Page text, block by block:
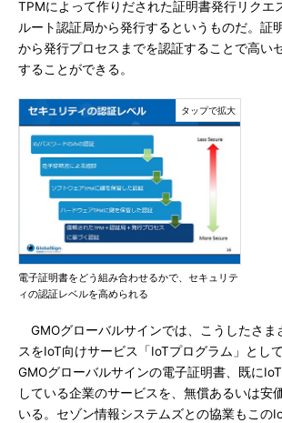
TPMによって作りだされた証明書発行リクエ
ルート認証局から発行するというものだ。証
から発行プロセスまでを認証することで高い
することができる。
電子証明書をどう組み合わせるかで、セキュリテ
ィの認証レベルを高められる
GMOグローバルサインでは、こうしたさま
スをIoT向けサービス「IoTプログラム」とし
GMOグローバルサインの電子証明書、既に
している企業のサービスを、無償あるいは安
いる。セゾン情報システムズとの協業もこの